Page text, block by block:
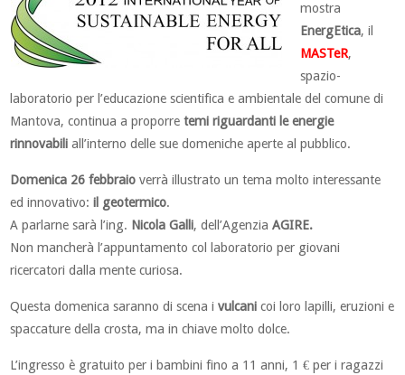
mostra
EnergEtica, il
MASTeR,
spazio-
laboratorio per l’educazione scientifica e ambientale del comune di
Mantova, continua a proporretemi riguardanti le energie
rinnovabili all’interno delle sue domeniche aperte al pubblico.
Domenica 26 febbraio verrà illustrato un tema molto interessante
ed innovativo:il geotermico.
A parlarne sarà l’ing. Nicola Galli, dell’AgenziaAGIRE.
Non mancherà l’appuntamento col laboratorio per giovani
ricercatori dalla mente curiosa.
Questa domenica saranno di scena ivulcani coi loro lapilli, eruzioni e
spaccature della crosta, ma in chiave molto dolce.
L’ingresso è gratuito per i bambini fino a 11 anni, 1 € per i ragazzi